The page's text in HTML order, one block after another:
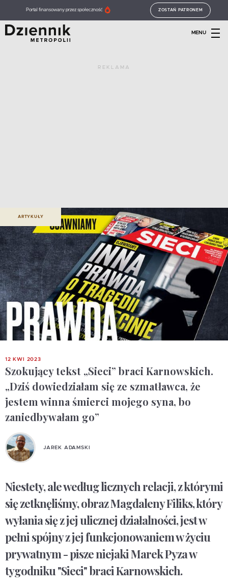
Portal finansowany przez społeczność ZOSTAŃ PATRONEM
MENU
REKLAMA
ARTYKUŁY
12 KWI 2023
Szokujący tekst „Sieci” braci Karnowskich.
„Dziś dowiedziałam się ze szmatławca, że
jestem winna śmierci mojego syna, bo
zaniedbywałam go”
JAREK ADAMSKI
Niestety, ale według licznych relacji, z którymi
się zetknęliśmy, obraz Magdaleny Filiks, który
wyłania się z jej ulicznej działalności, jest w
pełni spójny z jej funkcjonowaniem w życiu
prywatnym - pisze niejaki Marek Pyza w
tygodniku "Sieci" braci Karnowskich.